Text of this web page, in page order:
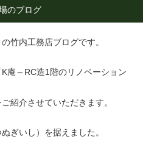
のブログ
竹内工務店ブログです。
庵～RC造1階のリノベーション
紹介させていただきます。
ぎいし）を据えました。